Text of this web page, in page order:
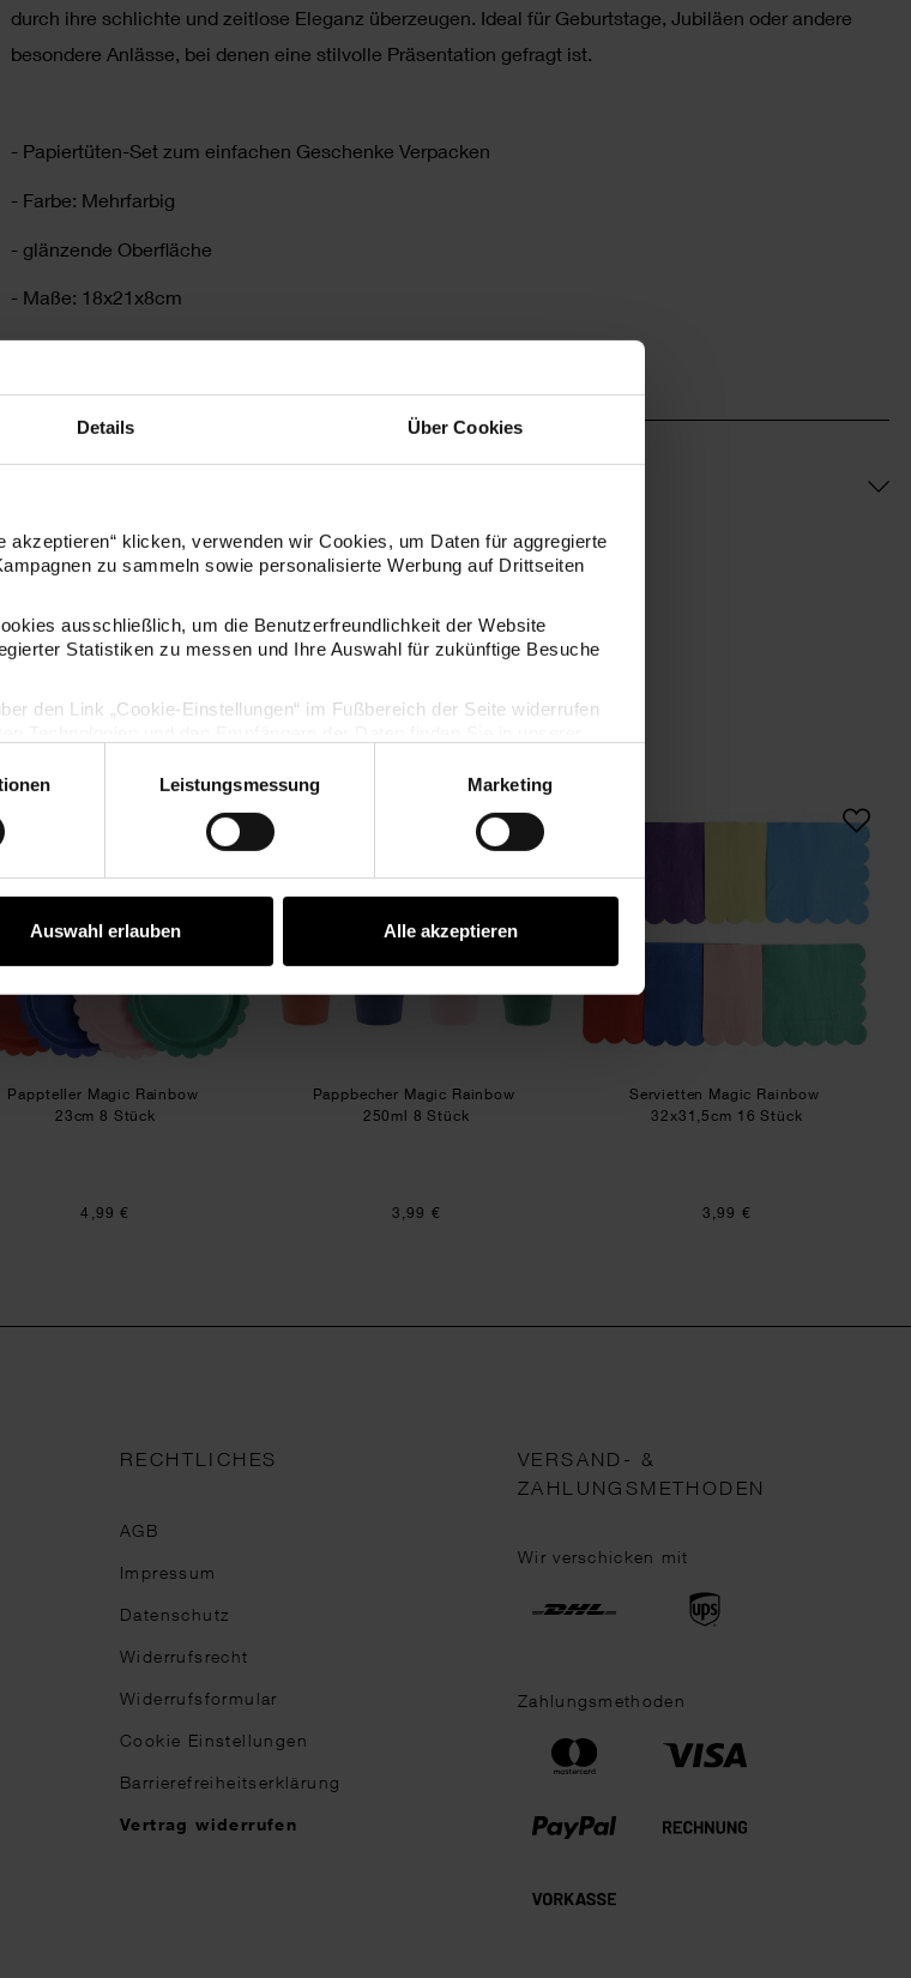
Details Über Cookies
akzeptieren“ klicken, verwenden wir Cookies, um Daten für aggregierte
zu sammeln sowie personalisierte Werbung auf Drittseiten
ausschließlich, um die Benutzerfreundlichkeit der Website
Statistiken zu messen und Ihre Auswahl für zukünftige Besuche
den Link „Cookie-Einstellungen“ im Fußbereich der Seite widerrufen
Leistungsmessung Marketing
Auswahl erlauben Alle akzeptieren
durch ihre schlichte und zeitlose Eleganz überzeugen. Ideal für Geburtstage, Jubiläen oder andere
besondere Anlässe, bei denen eine stilvolle Präsentation gefragt ist.
- Papiertüten-Set zum einfachen Geschenke Verpacken
- Farbe: Mehrfarbig
- glänzende Oberfläche
- Maße: 18x21x8cm
- Inhalt: 5 Stück
L Pappteller Magic Rainbow
Pappteller Magic Rainbow
23cm 8 Stück
4,99 €
Pappbecher Magic Rainbow
Pappbecher Magic Rainbow
250ml 8 Stück
3,99 €
Servietten Magic Rainbow
32x31,5cm 16 Stück
3,99 €
RECHTLICHES
AGB
Impressum
Datenschutz
Widerrufsrecht
Widerrufsformular
Cookie Einstellungen
Barrierefreiheitserklärung
Vertrag widerrufen
VERSAND- &
ZAHLUNGSMETHODEN
Wir verschicken mit
Zahlungsmethoden